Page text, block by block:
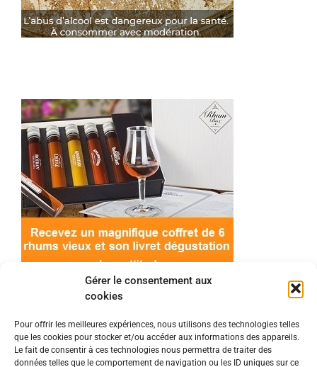
Gérer le consentement aux
cookies
Pour offrir les meilleures expériences, nous utilisons des technologies telles
que les cookies pour stocker et/ou accéder aux informations des appareils.
Le fait de consentir à ces technologies nous permettra de traiter des
données telles que le comportement de navigation ou les ID uniques sur ce
© 2022 Meilleur-rhum.net - Tous droits réservés